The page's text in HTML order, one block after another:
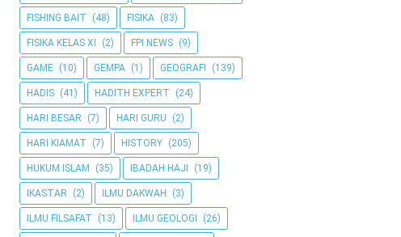
FISHING BAIT (48) FISIKA (83)
FISIKA KELAS XI (2) FPI NEWS (9)
GAME (10) GEMPA (1) GEOGRAFI (139)
HADIS (41) HADITH EXPERT (24)
HARI BESAR (7) HARI GURU (2)
HARI KIAMAT (7) HISTORY (205)
HUKUM ISLAM (35) IBADAH HAJI (19)
IKASTAR (2) ILMU DAKWAH (3)
ILMU FILSAFAT (13) ILMU GEOLOGI (26)